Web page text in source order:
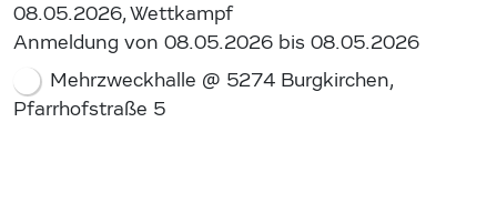
08.05.2026, Wettkampf
Anmeldung von 08.05.2026 bis 08.05.2026
Mehrzweckhalle @ 5274 Burgkirchen,
Pfarrhofstraße 5